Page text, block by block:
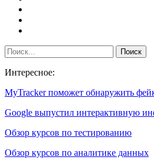
Интересное:
MyTracker поможет обнаружить
Google выпустил интерактивную
Обзор курсов по тестированию
Обзор курсов по аналитике данных